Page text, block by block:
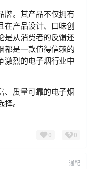
牌。其产品不仅拥有
在产品设计、口味创
是从消费者的反馈还
都是一款值得信赖的
激烈的电子烟行业中
、质量可靠的电子烟
。
0 0
通配